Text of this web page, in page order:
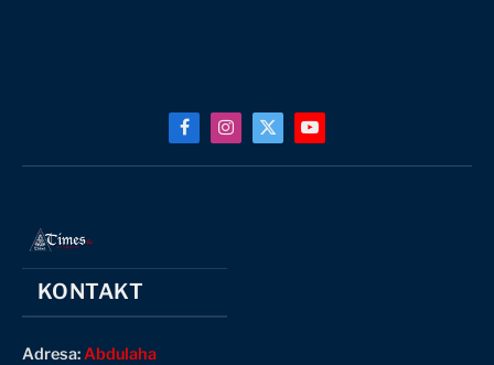
FacebookInstagram
X
(Twitter)
YouTube
KONTAKT
Adresa:Abdulaha